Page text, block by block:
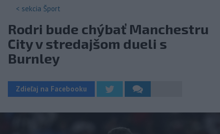
< sekcia Šport
Rodri bude chýbať Manchestru
City v stredajšom dueli s
Burnley
Zdieľaj na Facebooku